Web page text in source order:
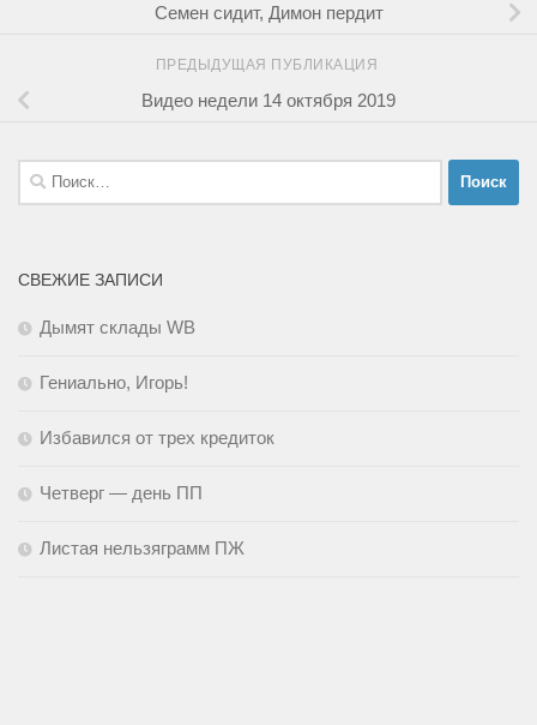
Семен сидит, Димон пердит
ПРЕДЫДУЩАЯ ПУБЛИКАЦИЯ
Видео недели 14 октября 2019
Найти:
СВЕЖИЕ ЗАПИСИ
Дымят склады WB
Гениально, Игорь!
Избавился от трех кредиток
Четверг — день ПП
Листая нельзяграмм ПЖ